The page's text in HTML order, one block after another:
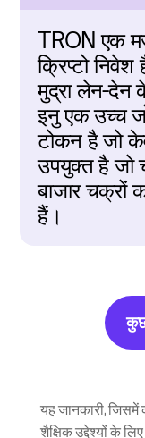
TRON एक
क्रिप्टो
मुद्रा लेन-देन
इनु एक उच्च
टोकन है जो
उपयुक्त है जो
बाजार चक्रों
हैं।
यह जानकारी, जिसमें
शैक्षिक उद्देश्यों के